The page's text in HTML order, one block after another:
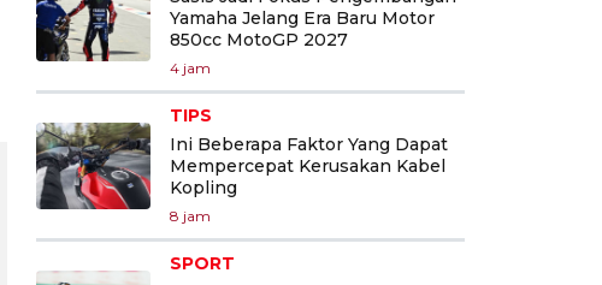
Yamaha Jelang Era Baru Motor
850cc MotoGP 2027
4 jam
TIPS
Ini Beberapa Faktor Yang Dapat
Mempercepat Kerusakan Kabel
Kopling
8 jam
SPORT